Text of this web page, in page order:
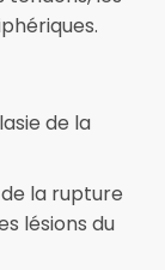
de la
la rupture
lésions du